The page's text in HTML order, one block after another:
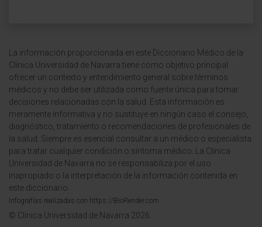
La información proporcionada en este Diccionario Médico de la
Clínica Universidad de Navarra tiene como objetivo principal
ofrecer un contexto y entendimiento general sobre términos
médicos y no debe ser utilizada como fuente única para tomar
decisiones relacionadas con la salud. Esta información es
meramente informativa y no sustituye en ningún caso el consejo,
diagnóstico, tratamiento o recomendaciones de profesionales de
la salud. Siempre es esencial consultar a un médico o especialista
para tratar cualquier condición o síntoma médico. La Clínica
Universidad de Navarra no se responsabiliza por el uso
inapropiado o la interpretación de la información contenida en
este diccionario.
Infografías realizadas con https://BioRender.com
© Clínica Universidad de Navarra 2026